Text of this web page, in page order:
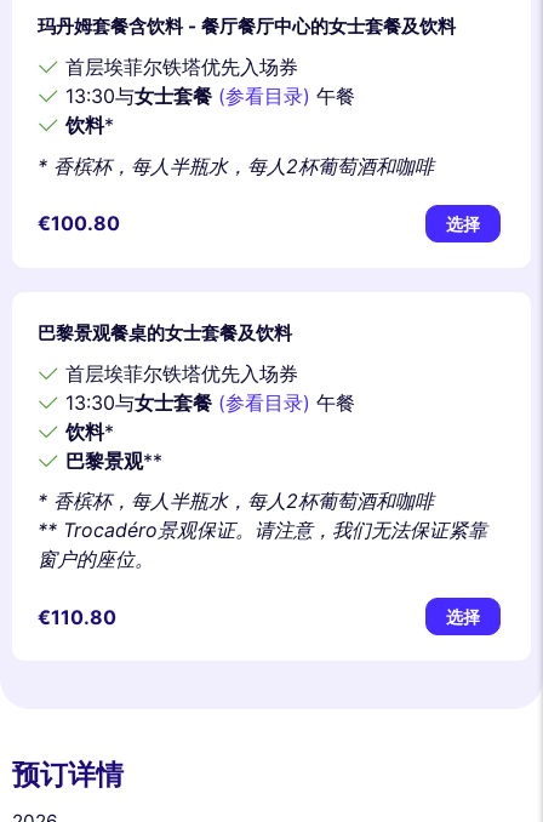
玛丹姆套餐含饮料 - 餐厅餐厅中心的女士套餐及饮料
首层埃菲尔铁塔优先入场券
13:30与女士套餐 (参看目录) 午餐
饮料*
* 香槟杯，每人半瓶水，每人2杯葡萄酒和咖啡
€100.80 选择
巴黎景观餐桌的女士套餐及饮料
首层埃菲尔铁塔优先入场券
13:30与女士套餐 (参看目录) 午餐
饮料*
巴黎景观**
* 香槟杯，每人半瓶水，每人2杯葡萄酒和咖啡
** Trocadéro景观保证。请注意，我们无法保证紧靠
窗户的座位。
€110.80 选择
预订详情